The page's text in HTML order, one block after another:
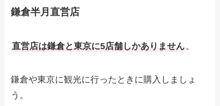
鎌倉半月直営店
直営店は鎌倉と東京に5店舗しかありません 。
鎌倉や東京に観光に行ったときに購入しましょ
う。